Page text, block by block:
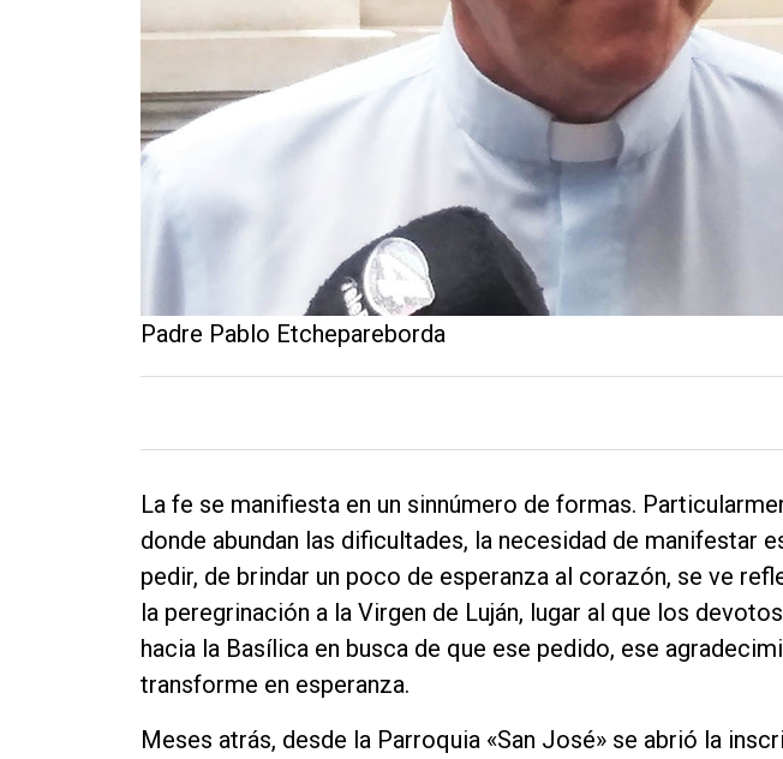
Padre Pablo Etchepareborda
La fe se manifiesta en un sinnúmero de formas.
donde abundan las dificultades, la necesidad de manifestar
pedir, de brindar un poco de esperanza al corazón, se ve
la peregrinación a la Virgen de Luján, lugar al que los
hacia la Basílica en busca de que ese pedido, ese
transforme en esperanza.
Meses atrás, desde la Parroquia «San José» se abrió la